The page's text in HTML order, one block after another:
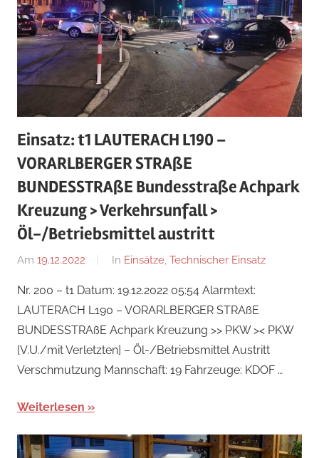
Einsatz: t1 LAUTERACH L190 –
VORARLBERGER STRAßE
BUNDESSTRAßE Bundesstraße Achpark
Kreuzung > Verkehrsunfall >
Öl-/Betriebsmittel austritt
Am 19.12.2022
Von
Steiner
In Einsätze, Technischer Einsatz
Nr. 200 – t1 Datum: 19.12.2022 05:54 Alarmtext:
LAUTERACH L190 – VORARLBERGER STRAßE
BUNDESSTRAßE Achpark Kreuzung >> PKW >< PKW
[V.U./mit Verletzten] – Öl-/Betriebsmittel Austritt
Verschmutzung Mannschaft: 19 Fahrzeuge: KDOF …
Weiterlesen